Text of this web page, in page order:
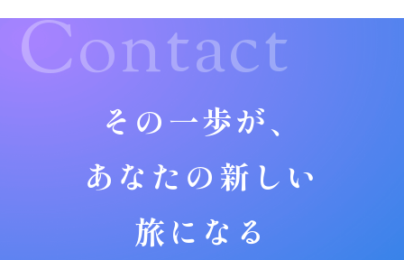
Contact
その一歩が、
あなたの新しい
旅になる